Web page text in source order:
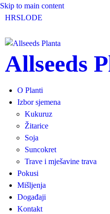
Skip to main content
HRSLODE
Allseeds
O Planti
Izbor sjemena
Kukuruz
Žitarice
Soja
Suncokret
Trave i mješavine trava
Pokusi
Mišljenja
Događaji
Kontakt